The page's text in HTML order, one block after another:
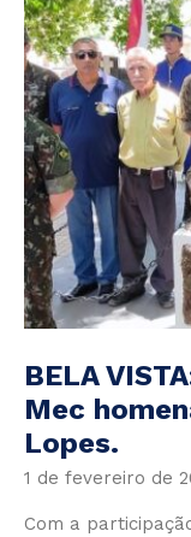
BELA
Mec
Lopes.
1 de fevereiro de
Com a